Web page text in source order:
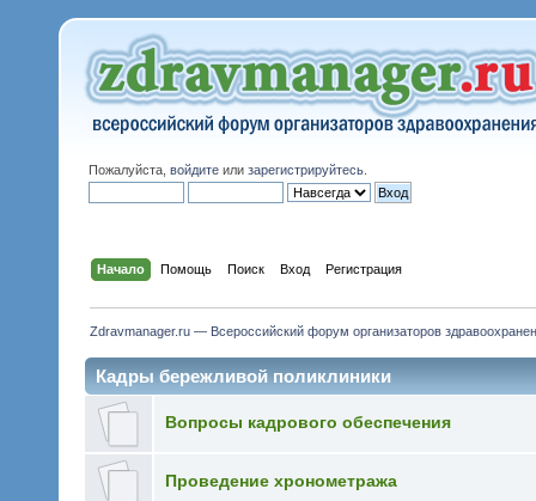
Пожалуйста, войдите или зарегистрируйтесь
Начало Помощь Поиск Вход Регистрация
Zdravmanager.ru — Всероссийский форум организаторов
Кадры бережливой поликлиники
Вопросы кадрового обеспечения
Проведение хронометража